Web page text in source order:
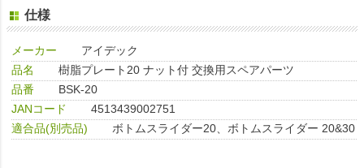
仕様
メーカー
アイデック
品名
樹脂プレート20 ナット付 交換用スペアパーツ
品番
BSK-20
JANコード
4513439002751
適合品(別売品)
ボトムスライダー20、ボトムスライダー 20&30